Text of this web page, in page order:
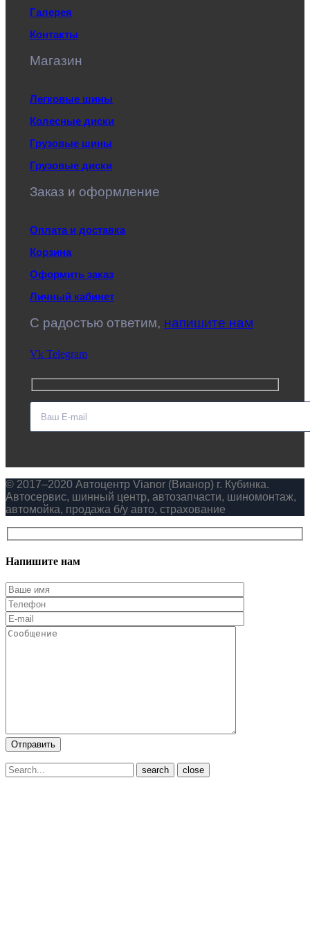
Галерея
Контакты
Магазин
Легковые шины
Колесные диски
Грузовые шины
Грузовые диски
Заказ и оформление
Оплата и доставка
Корзина
Оформить заказ
Личный кабинет
C радостью ответим, напишите нам
Vk Telegram
© 2017–2020 Автоцентр Vianor (Вианор) г. Кубинка.
Автосервис, шинный центр, автозапчасти, шиномонтаж,
автомойка, продажа б/у авто, страхование
Напишите нам
close